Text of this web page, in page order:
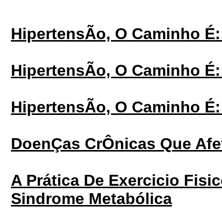
HipertensÃo, O Caminho
HipertensÃo, O Caminho
HipertensÃo, O Caminho
DoenÇas CrÔnicas Que
A Prática De Exercicio
Sindrome Metabólica